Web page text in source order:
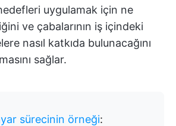
uygulamak için ne
ve çabalarının iş içindeki
nasıl katkıda bulunacağını
sağlar.
sürecinin örneği: